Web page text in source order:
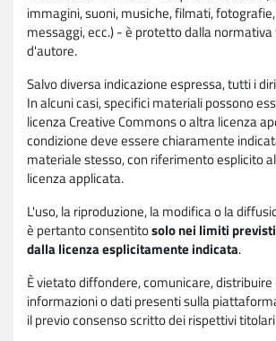
immagini, suoni, musiche, filmati,
messaggi, ecc.) - è protetto dalla
d'autore.
Salvo diversa indicazione espressa, tutti i
In alcuni casi, specifici materiali possono
licenza Creative Commons o altra licenza
condizione deve essere chiaramente
materiale stesso, con riferimento esplicito
licenza applicata.
L'uso, la riproduzione, la modifica o la
è pertanto consentitosolo nei limiti
dalla licenza esplicitamente indicata.
È vietato diffondere, comunicare,
informazioni o dati presenti sulla
il previo consenso scritto dei rispettivi